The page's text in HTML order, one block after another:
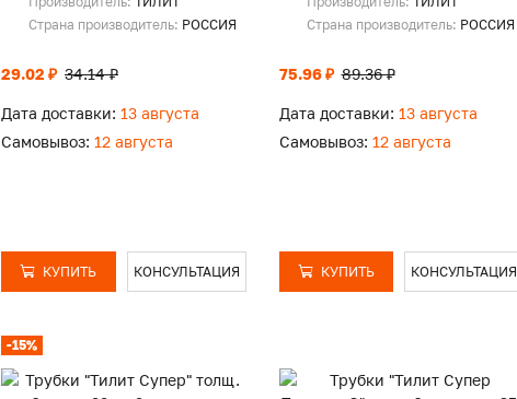
Страна производитель: РОССИЯ
29.02 ₽ 34.14 ₽
Дата доставки: 13 августа
Самовывоз: 12 августа
КУПИТЬ КОНСУЛЬТАЦИЯ
Страна производитель: РОССИЯ
75.96 ₽ 89.36 ₽
Дата доставки: 13 августа
Самовывоз: 12 августа
КУПИТЬ КОНСУЛЬТАЦИЯ
-15%